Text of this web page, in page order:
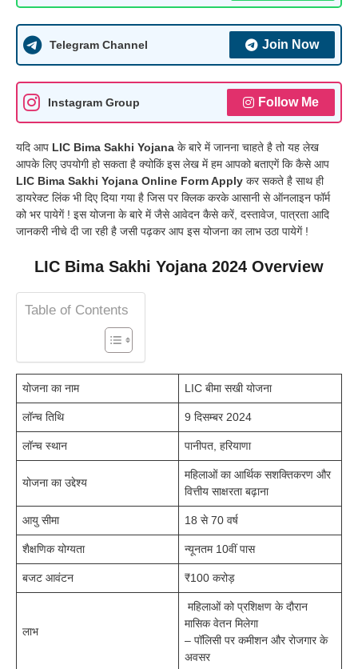
Telegram Channel Join Now
Instagram Group Follow Me
यदि आप LIC Bima Sakhi Yojana के बारे में जानना चाहते है तो यह लेख
आपके लिए उपयोगी हो सकता है क्योकिं इस लेख में हम आपको बताएगें कि कैसे आप
LIC Bima Sakhi Yojana Online Form Apply कर सकते है साथ ही
डायरेक्ट लिंक भी दिए दिया गया है जिस पर क्लिक करके आसानी से ऑनलाइन फॉर्म
को भर पायेगें ! इस योजना के बारे में जैसे आवेदन कैसे करें, दस्तावेज, पात्रता आदि
जानकरी नीचे दी जा रही है जसी पढ़कर आप इस योजना का लाभ उठा पायेगें !
LIC Bima Sakhi Yojana 2024 Overview
Table of Contents
योजना का नाम LIC बीमा सखी योजना
लॉन्च तिथि 9 दिसम्बर 2024
लॉन्च स्थान पानीपत, हरियाणा
योजना का उद्देश्य
महिलाओं का आर्थिक सशक्तिकरण और
वित्तीय साक्षरता बढ़ाना
आयु सीमा 18 से 70 वर्ष
शैक्षणिक योग्यता न्यूनतम 10वीं पास
बजट आवंटन ₹100 करोड़
लाभ
महिलाओं को प्रशिक्षण के दौरान
मासिक वेतन मिलेगा
– पॉलिसी पर कमीशन और रोजगार के
अवसर